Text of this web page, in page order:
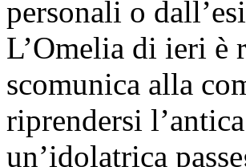
personali o
L’Omelia di ieri è
scomunica alla
riprendersi
un’idolatrica